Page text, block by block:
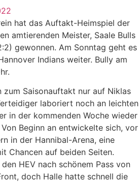
hat das Auftakt-Heimspiel der
amtierenden Meister, Saale Bulls
gewonnen. Am Sonntag geht es
Indians weiter. Bully am
zum Saisonauftakt nur auf Niklas
laboriert noch an leichten
in der kommenden Woche wieder
Beginn an entwickelte sich, vor
in der Hannibal-Arena, eine
Chancen auf beiden Seiten.
HEV nach schönem Pass von
doch Halle hatte schnell die